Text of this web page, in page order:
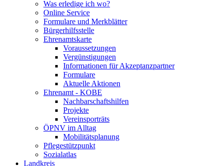
Was erledige ich wo?
Online Service
Formulare und Merkblätter
Bürgerhilfsstelle
Ehrenamtskarte
Voraussetzungen
Vergünstigungen
Informationen für Akzeptanzpartner
Formulare
Aktuelle Aktionen
Ehrenamt - KOBE
Nachbarschaftshilfen
Projekte
Vereinsporträts
ÖPNV im Alltag
Mobilitätsplanung
Pflegestützpunkt
Sozialatlas
Landkreis